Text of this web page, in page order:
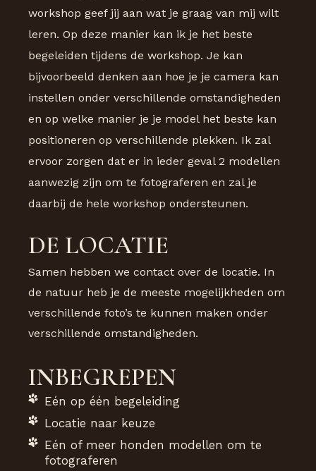
workshop geef jij aan wat je graag van mij wilt
leren. Op deze manier kan ik je het beste
begeleiden tijdens de workshop. Je kan
bijvoorbeeld denken aan hoe je je camera kan
instellen onder verschillende omstandigheden
en op welke manier je je model het beste kan
positioneren op verschillende plekken. Ik zal
ervoor zorgen dat er in ieder geval 2 modellen
aanwezig zijn om te fotograferen en zal je
daarbij de hele workshop ondersteunen.
DE LOCATIE
Samen hebben we contact over de locatie. In
de natuur heb je de meeste mogelijkheden om
verschillende foto’s te kunnen maken onder
verschillende omstandigheden.
INBEGREPEN
Eén op één begeleiding
Locatie naar keuze
Eén of meer honden modellen om te
fotograferen